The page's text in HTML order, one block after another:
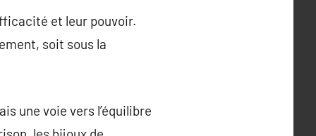
et leur pouvoir.
soit sous la
une voie vers l’équilibre